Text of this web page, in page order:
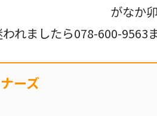
がなか
れましたら078-600-9563
ーズ